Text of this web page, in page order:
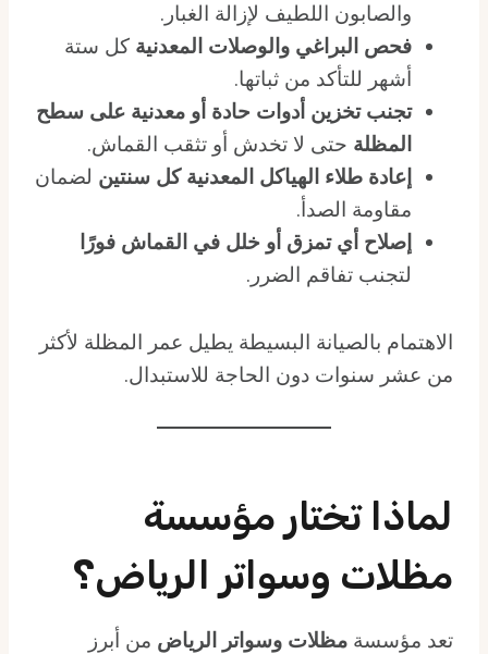
والصابون اللطيف لإزالة الغبار.
فحص البراغي والوصلات المعدنية كل ستة
أشهر للتأكد من ثباتها.
تجنب تخزين أدوات حادة أو معدنية على سطح
المظلة حتى لا تخدش أو تثقب القماش.
إعادة طلاء الهياكل المعدنية كل سنتين لضمان
مقاومة الصدأ.
إصلاح أي تمزق أو خلل في القماش فورًا
لتجنب تفاقم الضرر.
الاهتمام بالصيانة البسيطة يطيل عمر المظلة لأكثر
من عشر سنوات دون الحاجة للاستبدال.
لماذا تختار مؤسسة
مظلات وسواتر الرياض؟
تعد مؤسسة مظلات وسواتر الرياض من أبرز